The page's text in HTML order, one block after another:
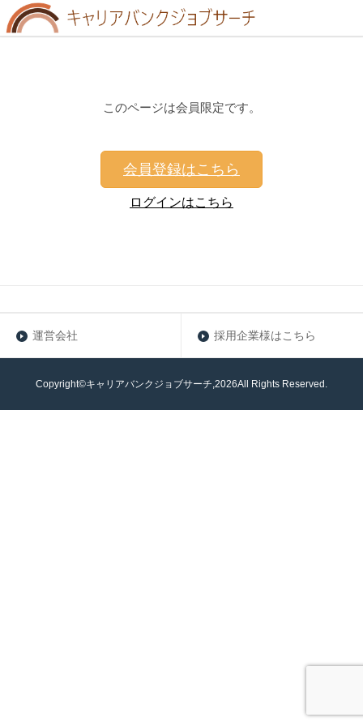
このページは会員限定です。
会員登録はこちら
ログインはこちら
運営会社 採用企業様はこちら
Copyright©キャリアバンクジョブサーチ,2026All Rights Reserved.